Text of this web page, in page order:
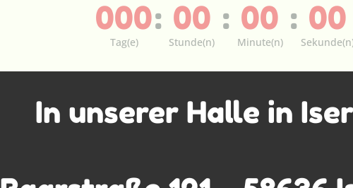
000
Tag(e)
: 00
Stunde(n)
: 00
Minute(n)
: 00
In unserer Halle in